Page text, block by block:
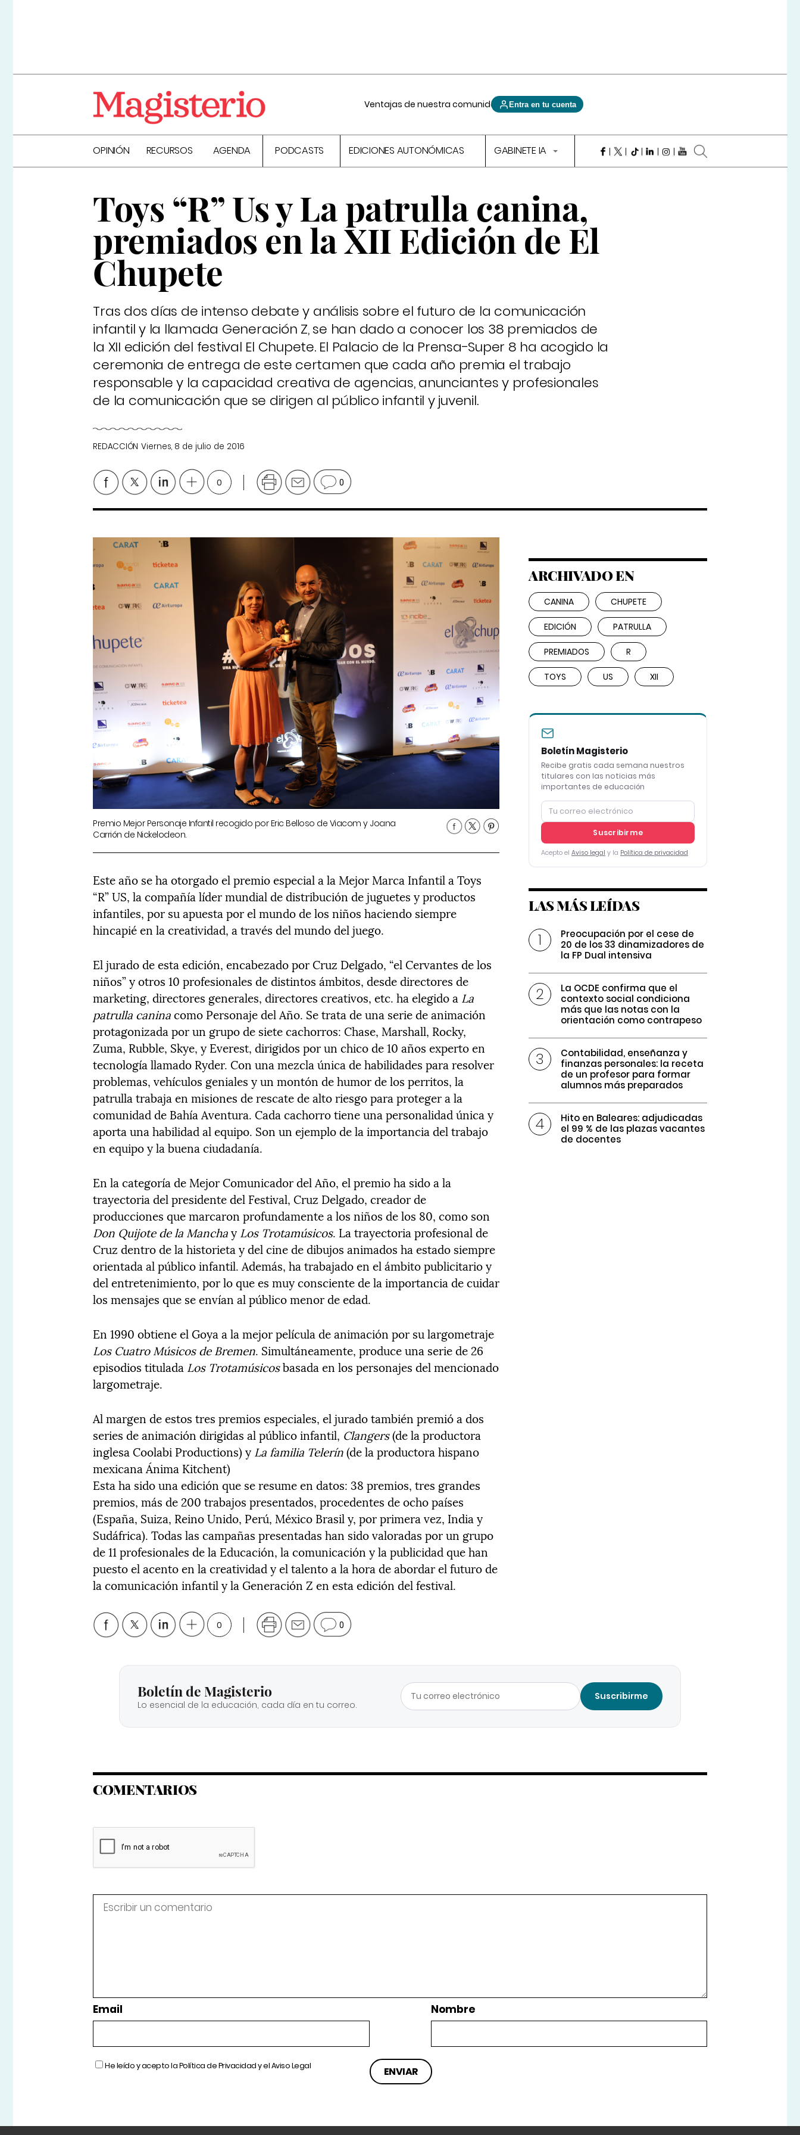
Ventajas de nuestra comunidad Entra en tu cuenta
OPINIÓN RECURSOS AGENDA PODCASTS EDICIONES AUTONÓMICAS GABINETE IA
Toys “R” Us yLa patrulla canina,
premiados en la XII Edición de El
Chupete
Tras dos días de intenso debate y análisis sobre el futuro de la comunicación
infantil y la llamada Generación Z, se han dado a conocer los 38 premiados de
la XII edición del festival El Chupete. El Palacio de la Prensa-Super 8 ha acogido la
ceremonia de entrega de este certamen que cada año premia el trabajo
responsable y la capacidad creativa de agencias, anunciantes y profesionales
de la comunicación que se dirigen al público infantil y juvenil.
REDACCIÓN Viernes, 8 de julio de 2016
0 0
Premio Mejor Personaje Infantil recogido por Eric Belloso de Viacom y Joana
Carrión de Nickelodeon.
Este año se ha otorgado el premio especial a la Mejor Marca Infantil a Toys
“R” US, la compañía líder mundial de distribución de juguetes y productos
infantiles, por su apuesta por el mundo de los niños haciendo siempre
hincapié en la creatividad, a través del mundo del juego.
El jurado de esta edición, encabezado por Cruz Delgado, “el Cervantes de los
niños” y otros 10 profesionales de distintos ámbitos, desde directores de
marketing, directores generales, directores creativos, etc. ha elegido a La
patrulla caninacomo Personaje del Año. Se trata de una serie de animación
protagonizada por un grupo de siete cachorros: Chase, Marshall, Rocky,
Zuma, Rubble, Skye, y Everest, dirigidos por un chico de 10 años experto en
tecnología llamado Ryder. Con una mezcla única de habilidades para resolver
problemas, vehículos geniales y un montón de humor de los perritos, la
patrulla trabaja en misiones de rescate de alto riesgo para proteger a la
comunidad de Bahía Aventura. Cada cachorro tiene una personalidad única y
aporta una habilidad al equipo. Son un ejemplo de la importancia del trabajo
en equipo y la buena ciudadanía.
En la categoría de Mejor Comunicador del Año, el premio ha sido a la
trayectoria del presidente del Festival, Cruz Delgado, creador de
producciones que marcaron profundamente a los niños de los 80, como son
Don Quijote de la Manchay Los Trotamúsicos. La trayectoria profesional de
Cruz dentro de la historieta y del cine de dibujos animados ha estado siempre
orientada al público infantil. Además, ha trabajado en el ámbito publicitario y
del entretenimiento, por lo que es muy consciente de la importancia de cuidar
los mensajes que se envían al público menor de edad.
En 1990 obtiene el Goya a la mejor película de animación por su largometraje
Los Cuatro Músicos de Bremen. Simultáneamente, produce una serie de 26
episodios titulada Los Trotamúsicosbasada en los personajes del mencionado
largometraje.
Al margen de estos tres premios especiales, el jurado también premió a dos
series de animación dirigidas al público infantil, Clangers(de la productora
inglesa Coolabi Productions) y La familia Telerín(de la productora hispano
mexicana Ánima Kitchent)
Esta ha sido una edición que se resume en datos: 38 premios, tres grandes
premios, más de 200 trabajos presentados, procedentes de ocho países
(España, Suiza, Reino Unido, Perú, México Brasil y, por primera vez, India y
Sudáfrica). Todas las campañas presentadas han sido valoradas por un grupo
de 11 profesionales de la Educación, la comunicación y la publicidad que han
puesto el acento en la creatividad y el talento a la hora de abordar el futuro de
la comunicación infantil y la Generación Z en esta edición del festival.
0 0
ARCHIVADO EN
CANINA CHUPETE
EDICIÓN PATRULLA
PREMIADOS R
TOYS US XII
Boletín Magisterio
Recibe gratis cada semana nuestros
titulares con las noticias más
importantes de educación
Suscribirme
Acepto el Aviso legal y la Política de privacidad
LAS MÁS LEÍDAS
Preocupación por el cese de
20 de los 33 dinamizadores de
la FP Dual intensiva
La OCDE confirma que el
contexto social condiciona
más que las notas con la
orientación como contrapeso
Contabilidad, enseñanza y
finanzas personales: la receta
de un profesor para formar
alumnos más preparados
Hito en Baleares: adjudicadas
el 99 % de las plazas vacantes
de docentes
Boletín de Magisterio
Lo esencial de la educación, cada día en tu correo.
Suscribirme
COMENTARIOS
Email Nombre
He leído y acepto laPolítica de Privacidady elAviso Legal